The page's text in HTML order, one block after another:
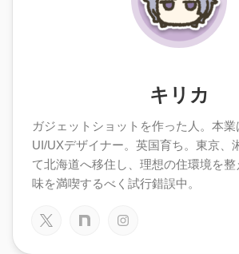
キリカ
ガジェットショットを作った人。本業
UI/UXデザイナー。英国育ち。東京、
て北海道へ移住し、理想の住環境を
味を満喫するべく試行錯誤中。